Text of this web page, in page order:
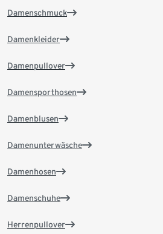
Damenschmuck
Damenkleider
Damenpullover
Damensporthosen
Damenblusen
Damenunterwäsche
Damenhosen
Damenschuhe
Herrenpullover